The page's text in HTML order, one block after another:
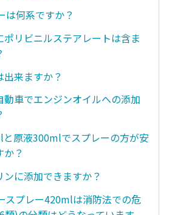
は何系ですか？
ポリビニルステアレートは含ま
来ますか？
動車でエンジンオイルへの添加
原液300mlでスプレーの方が安
？
に添加できますか？
スプレー420mlは消防法での危